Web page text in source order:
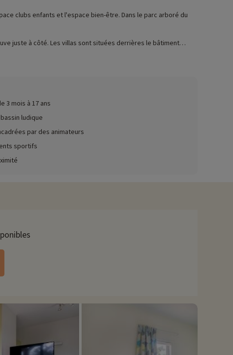
clubs enfants et l'espace bien-être. Dans le parc arboré du
juste à côté. Les villas sont situées derrières le bâtiment
hammam et sauna sont également à votre disposition. Vous
qui vous évitera de traverser la route avec les enfants.
ensemble. Pour les grands, des activités sont proposées
et les grands. Également à Fréjus, la visite du Zoo fera une
avons déjà négocié des activités, elles sont réservables avec
3 mois à 17 ans
ludique
par des animateurs
sportifs